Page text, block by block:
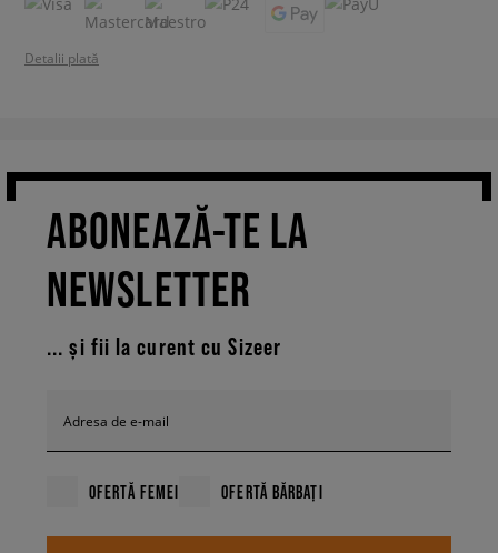
Detalii plată
ABONEAZĂ-TE LA
NEWSLETTER
... și fii la curent cu Sizeer
Adresa de e-mail
OFERTĂ FEMEI OFERTĂ BĂRBAȚI